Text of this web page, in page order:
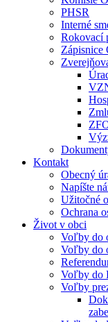
PHSR
Interné
Rokovací
Zápisnice
Kontakt
Obecný
Napíšte
Užitočné
Ochrana
Život v obci
Voľby do
Voľby do
Voľby do
Voľby